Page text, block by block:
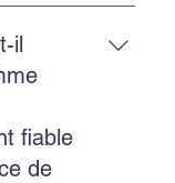
commercial
le
le
protection des
il
fiable
de